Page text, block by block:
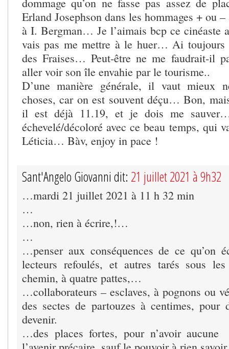
Erland Josephson dans les hommages + ou
à I. Bergman… Je l’aimais bcp ce cinéaste
vais pas me mettre à le huer… Ai toujours
des Fraises… Peut-être ne me faudrait-il
aller voir son île envahie par le tourisme..
D’une manière générale, il vaut mieux
choses, car on est souvent déçu… Bon,
il est déjà 11.19, et je dois me
échevelé/décoloré avec ce beau temps, qui
Léticia… Bàv, enjoy in pace !
Sant'Angelo Giovanni dit: 21 juillet 2021 à 9h32
…mardi 21 juillet 2021 à 11 h 32 min
…
…non, rien à écrire,!…
…
…penser aux conséquences de ce qu’on
lecteurs refoulés, et autres tarés sous
chemin, à quatre pattes,…
…collaborateurs – esclaves, à pognons ou
des sectes de partouzes à centimes, pour
devenir.
…des places fortes, pour n’avoir